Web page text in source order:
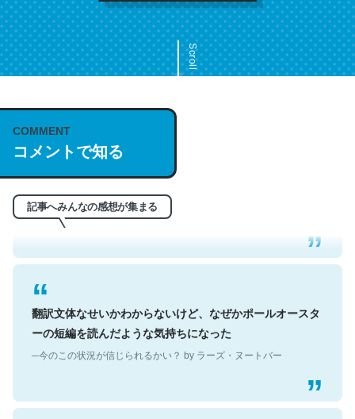
Scroll
COMMENT
コメントで知る
記事へみんなの感想が集まる
これは名文。彼はとてもクレバーなんだろうなと凄く思
う。英語少しでも読める人は原文もお勧め。自分はこの流
れ好き。Let’s Fucking Go. Then Covid hit. Shit.
─今のこの状況が信じられるかい？ by ラーズ・ヌートバー
翻訳文体なせいかわからないけど、なぜかポールオースタ
ーの短編を読んだような気持ちになった